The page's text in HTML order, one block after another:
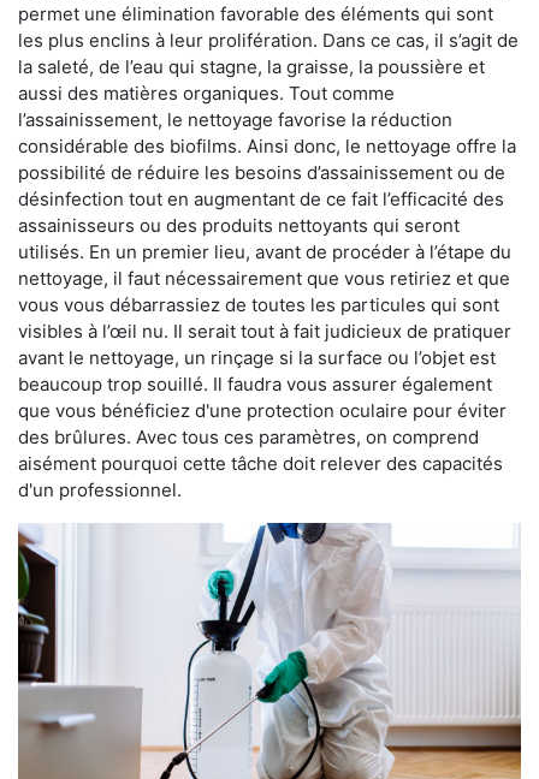
permet une élimination favorable des éléments qui sont
les plus enclins à leur prolifération. Dans ce cas, il s’agit de
la saleté, de l’eau qui stagne, la graisse, la poussière et
aussi des matières organiques. Tout comme
l’assainissement, le nettoyage favorise la réduction
considérable des biofilms. Ainsi donc, le nettoyage offre la
possibilité de réduire les besoins d’assainissement ou de
désinfection tout en augmentant de ce fait l’efficacité des
assainisseurs ou des produits nettoyants qui seront
utilisés. En un premier lieu, avant de procéder à l’étape du
nettoyage, il faut nécessairement que vous retiriez et que
vous vous débarrassiez de toutes les particules qui sont
visibles à l’œil nu. Il serait tout à fait judicieux de pratiquer
avant le nettoyage, un rinçage si la surface ou l’objet est
beaucoup trop souillé. Il faudra vous assurer également
que vous bénéficiez d'une protection oculaire pour éviter
des brûlures. Avec tous ces paramètres, on comprend
aisément pourquoi cette tâche doit relever des capacités
d'un professionnel.